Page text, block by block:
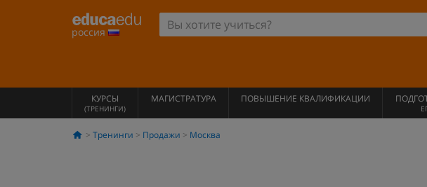
россия
КУРСЫ
(ТРЕНИНГИ)
МАГИСТРАТУРА ПОВЫШЕНИЕ КВАЛИФИКАЦИИ
Тренинги Продажи Москва